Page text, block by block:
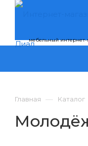
мебельный интернет-
Главная — Каталог